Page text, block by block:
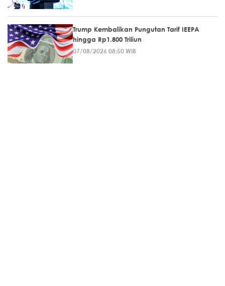
Trump Kembalikan Pungutan Tarif IEEPA
hingga Rp1.800 Triliun
07/08/2026 08:50 WIB